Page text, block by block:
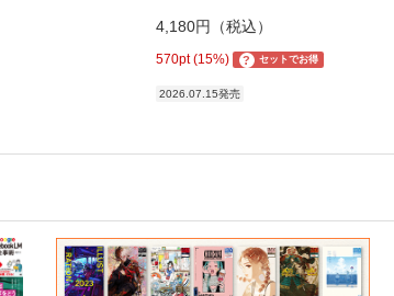
4,180円（税込）
570pt (15%) ? セットでお得
2026.07.15発売